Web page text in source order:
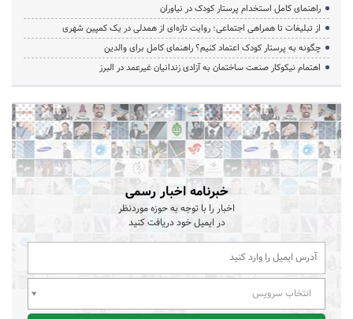
راهنمای کامل استخدام پرستار کودک در نیاوران
از تبلیغات تا همراهی اجتماعی؛ روایت تازه‌ای از همدلی در یک کمپین شهری
چگونه به پرستار کودک اعتماد کنیم؟ راهنمای کامل برای والدین
اهتمام نیکوکار صنعت ساختمان به آزادی زندانیان غیرعمد در البرز
خبرنامه اخبار رسمی
اخبار را با توجه به حوزه موردنظر
در ایمیل خود دریافت کنید
انتخاب سرویس